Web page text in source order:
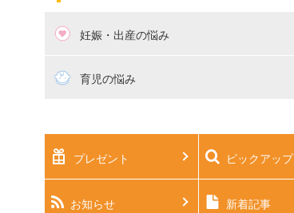
妊娠・出産の悩み
妊活 育児の悩み
生後2ヶ月 生後3ヶ月
生後4ヶ月 生後5ヶ月
プレゼント ピックアップ
お知らせ 新着記事